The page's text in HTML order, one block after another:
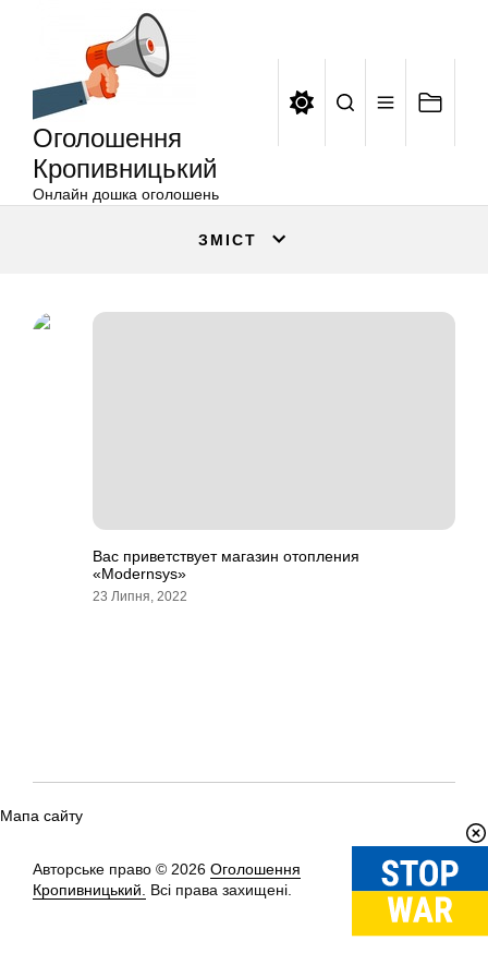
Оголошення
Кропивницький
Онлайн дошка оголошень
ЗМІСТ
Вас приветствует магазин отопления
«Modernsys»
23 Липня, 2022
Мапа сайту
Авторське право © 2026 Оголошення
Кропивницький.
Всі права захищені.
Вгору↑